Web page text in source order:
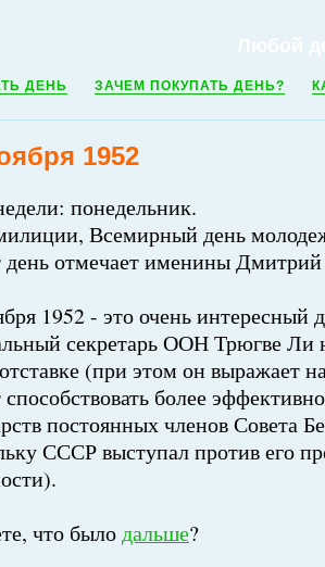
ДЕНЬ ЗАЧЕМ ПОКУПАТЬ ДЕНЬ?
1952
понедельник.
Всемирный день
день отмечает именины Дмитрий
1952 - это очень интересный
секретарь ООН Трюгве Ли
(при этом он выражает
более
постоянных членов Совета
СССР выступал против его
что былодальше?